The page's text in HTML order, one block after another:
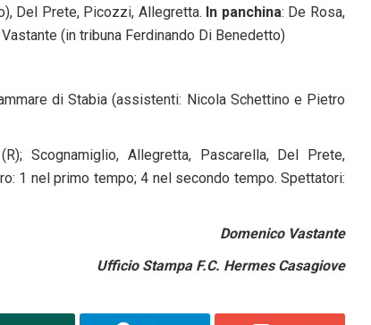
Del Prete, Picozzi, Allegretta. In panchina: De Rosa,
(in tribuna Ferdinando Di Benedetto)
di Stabia (assistenti: Nicola Schettino e Pietro
Scognamiglio, Allegretta, Pascarella, Del Prete,
1 nel primo tempo; 4 nel secondo tempo. Spettatori:
Domenico Vastante
Ufficio Stampa F.C. Hermes Casagiove